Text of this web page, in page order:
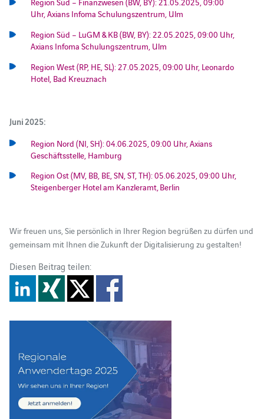
Uhr, Axians Infoma Schulungszentrum, Ulm
Region Süd – LuGM & KB (BW, BY): 22.05.2025, 09:00 Uhr,
Axians Infoma Schulungszentrum, Ulm
Region West (RP, HE, SL): 27.05.2025, 09:00 Uhr, Leonardo
Hotel, Bad Kreuznach
Juni 2025:
Region Nord (NI, SH): 04.06.2025, 09:00 Uhr, Axians
Geschäftsstelle, Hamburg
Region Ost (MV, BB, BE, SN, ST, TH): 05.06.2025, 09:00 Uhr,
Steigenberger Hotel am Kanzleramt, Berlin
Wir freuen uns, Sie persönlich in Ihrer Region begrüßen zu dürfen und
gemeinsam mit Ihnen die Zukunft der Digitalisierung zu gestalten!
Diesen Beitrag teilen: